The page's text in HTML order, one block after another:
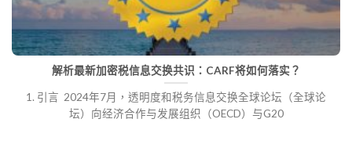
解析最新加密税信息交换共识：CARF将如何落实？
1. 引言 2024年7月，透明度和税务信息交换全球论坛（全球论
坛）向经济合作与发展组织（OECD）与G20